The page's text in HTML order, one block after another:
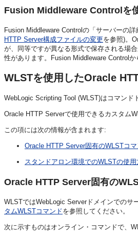
Fusion Middleware Controlを
Fusion Middleware Controlの「サーバーの
HTTP Server構成ファイルの変更を参照)。
が、同等ですが異なる形式で保存される場
性があります。Fusion Middleware Control
WLSTを使用したOracle
WebLogic Scripting Tool (WLST)はコマン
Oracle HTTP Serverで使用できるカスタム
この項には次の情報が含まれます:
Oracle HTTP Server固有のWLSTコマ
スタンドアロン環境でのWLSTの使用
Oracle HTTP Server固有の
WLSTではWebLogic Serverドメインでのサ
タムWLSTコマンドを参照してください。
次に示すものはオンライン・コマンドで、